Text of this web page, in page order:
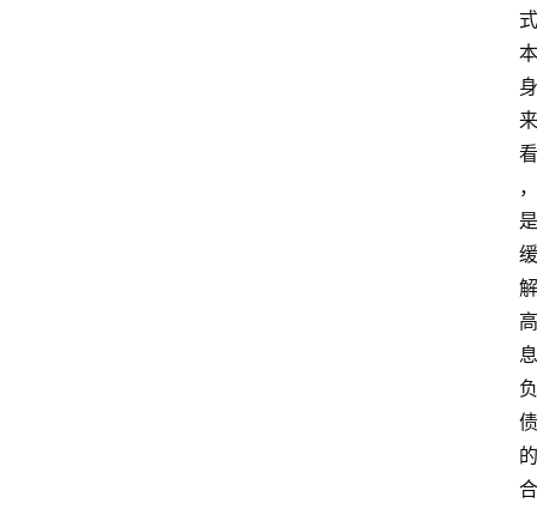
式
本
身
来
看
，
是
缓
解
高
息
负
债
的
合